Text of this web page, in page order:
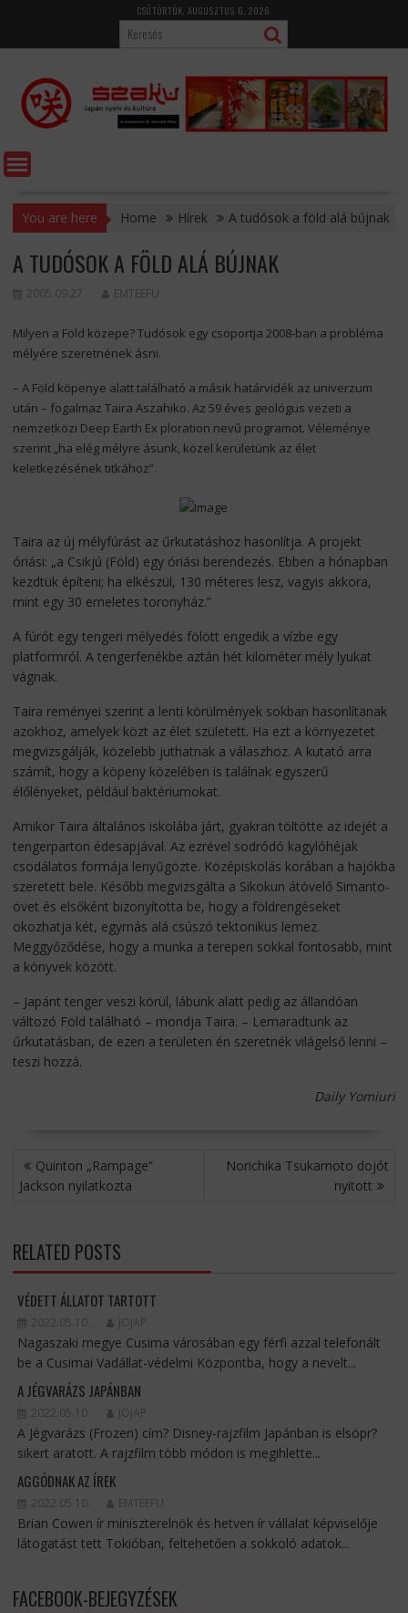
content
CSÜTÖRTÖK, AUGUSZTUS 6, 2026
You are here Home Hírek A tudósok a föld alá bújnak
A TUDÓSOK A FÖLD ALÁ BÚJNAK
2005.09.27. EMTEEFU
Milyen a Föld közepe? Tudósok egy csoportja 2008-ban a probléma
mélyére szeretnének ásni.
– A Föld köpenye alatt található a másik határvidék az univerzum
után – fogalmaz Taira Aszahiko. Az 59 éves geológus vezeti a
nemzetközi Deep Earth Ex ploration nevű programot. Véleménye
szerint „ha elég mélyre ásunk, közel kerületünk az élet
keletkezésének titkához”.
Taira az új mélyfúrást az űrkutatáshoz hasonlítja. A projekt
óriási: „a Csikjú (Föld) egy óriási berendezés. Ebben a hónapban
kezdtük építeni; ha elkészül, 130 méteres lesz, vagyis akkora,
mint egy 30 emeletes toronyház.”
A fúrót egy tengeri mélyedés fölött engedik a vízbe egy
platformról. A tengerfenékbe aztán hét kilométer mély lyukat
vágnak.
Taira reményei szerint a lenti körülmények sokban hasonlítanak
azokhoz, amelyek közt az élet született. Ha ezt a környezetet
megvizsgálják, közelebb juthatnak a válaszhoz. A kutató arra
számít, hogy a köpeny közelében is találnak egyszerű
élőlényeket, például baktériumokat.
Amikor Taira általános iskolába járt, gyakran töltötte az idejét a
tengerparton édesapjával. Az ezrével sodródó kagylóhéjak
csodálatos formája lenyűgözte. Középiskolás korában a hajókba
szeretett bele. Később megvizsgálta a Sikokun átövelő Simanto-
övet és elsőként bizonyította be, hogy a földrengéseket
okozhatja két, egymás alá csúszó tektonikus lemez.
Meggyőződése, hogy a munka a terepen sokkal fontosabb, mint
a könyvek között.
– Japánt tenger veszi körül, lábunk alatt pedig az állandóan
változó Föld található – mondja Taira. – Lemaradtunk az
űrkutatásban, de ezen a területen én szeretnék világelső lenni –
teszi hozzá.
Daily Yomiuri
BEJEGYZÉS
NAVIGÁCIÓ
Quinton „Rampage”
Jackson nyilatkozta
Norichika Tsukamoto dojót
nyitott
RELATED POSTS
VÉDETT ÁLLATOT TARTOTT
2022.05.10. JOJAP
Nagaszaki megye Cusima városában egy férfi azzal telefonált
be a Cusimai Vadállat-védelmi Központba, hogy a nevelt...
A JÉGVARÁZS JAPÁNBAN
2022.05.10. JOJAP
A Jégvarázs (Frozen) cím? Disney-rajzfilm Japánban is elsöpr?
sikert aratott. A rajzfilm több módon is megihlette...
AGGÓDNAK AZ ÍREK
2022.05.10. EMTEEFU
Brian Cowen ír miniszterelnök és hetven ír vállalat képviselője
látogatást tett Tokióban, feltehetően a sokkoló adatok...
FACEBOOK-BEJEGYZÉSEK